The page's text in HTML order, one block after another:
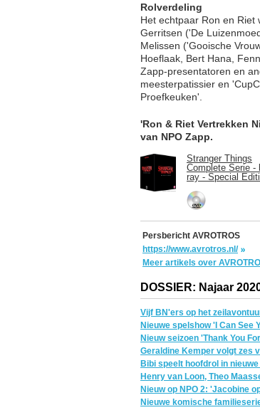
Rolverdeling
Het echtpaar Ron en
Gerritsen ('De
Melissen ('Gooische
Hoeflaak, Bert Hana,
Zapp-presentatoren en
meesterpatissier en
Proefkeuken'.
'Ron & Riet Vertrekken
van NPO Zapp.
Stranger Things
Complete Serie -
ray - Special
Persbericht AVROTROS
https://www.avrotros.nl/
Meer artikels over
DOSSIER: Najaar
Vijf BN'ers op het
Nieuwe spelshow 'I Can See
Nieuw seizoen 'Thank You
Geraldine Kemper volgt zes
Bibi speelt hoofdrol in
Henry van Loon, Theo
Nieuw op NPO 2: 'Jacobine
Nieuwe komische